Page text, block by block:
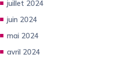
juillet 2024
juin 2024
mai 2024
avril 2024